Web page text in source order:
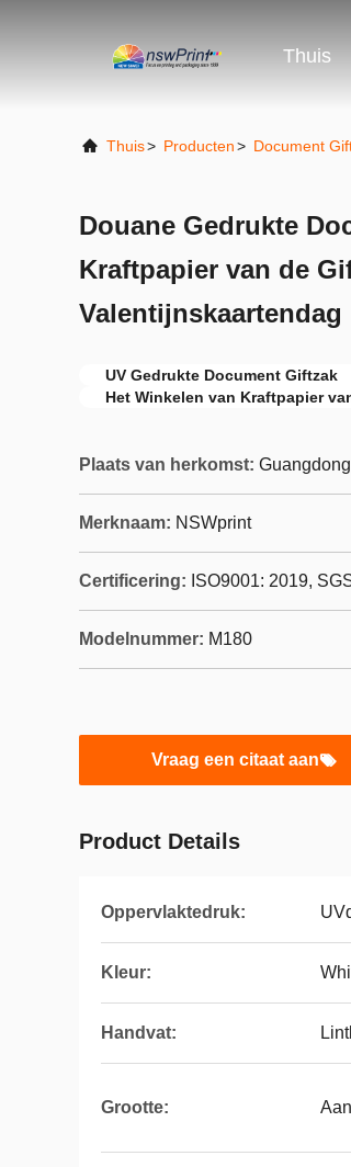
Thuis
Thuis> Producten> Document
Douane Gedrukte
Kraftpapier van de
Valentijnskaartendag
UV Gedrukte Document Giftzak
Het Winkelen van Kraftpapier
Plaats van herkomst:
Merknaam: NSWprint
Certificering: ISO9001: 2019,
Modelnummer: M180
Vraag een citaat aan
Product Details
Oppervlaktedruk:
Kleur:
Handvat:
Grootte: